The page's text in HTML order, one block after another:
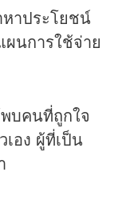
าประโยชน์
ผนการใช้จ่าย
บคนที่ถูกใจ
อง ผู้ที่เป็น